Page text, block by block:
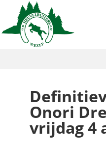
Onori
vrijdag 4